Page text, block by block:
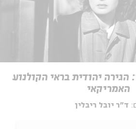
הגירה יהודית בראי הקולנוע
האמריקאי
ד"ר יובל ריבלין